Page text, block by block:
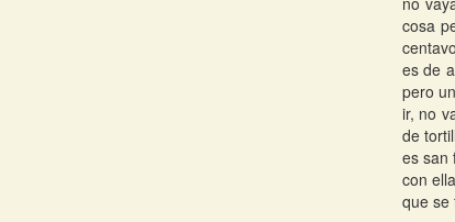
cosa
es de
pero
ir, no
de
es san
con
que se